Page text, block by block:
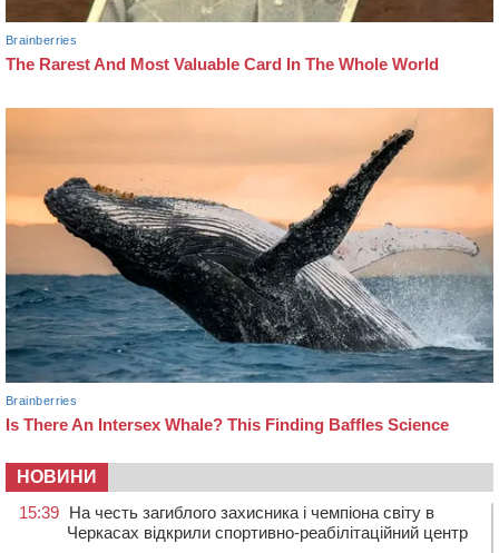
НОВИНИ
15:39 На честь загиблого захисника і чемпіона світу в
Черкасах відкрили спортивно-реабілітаційний центр